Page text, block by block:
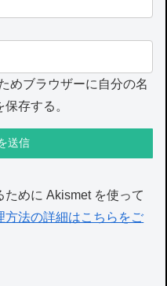
めブラウザーに自分の名
存する。
めに Akismet を使って
方法の詳細はこちらをご